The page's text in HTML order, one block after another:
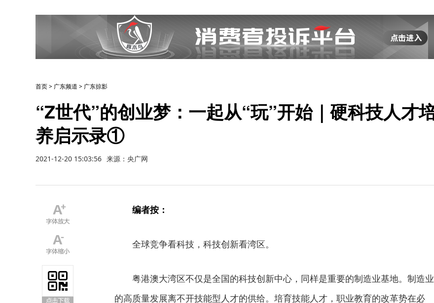
首页> 广东频道 > 广东掠影
“Z世代”的创业梦：一起从“玩”开始｜硬科技人才
养启示录①
2021-12-20 15:03:56 来源：央广网
编者按：
全球竞争看科技，科技创新看湾区。
粤港澳大湾区不仅是全国的科技创新中心，同样是重要的制造业基地。制造业
的高质量发展离不开技能型人才的供给。培育技能人才，职业教育的改革势在必